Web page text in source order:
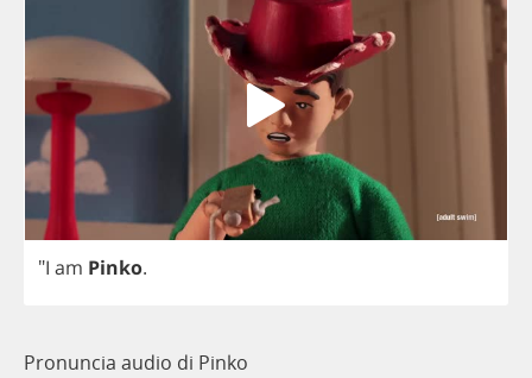
"I am Pinko.
Pronuncia audio di Pinko